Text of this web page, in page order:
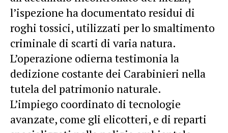
l’ispezione ha documentato residui di
roghi tossici, utilizzati per lo smaltimento
criminale di scarti di varia natura.
L’operazione odierna testimonia la
dedizione costante dei Carabinieri nella
tutela del patrimonio naturale.
L’impiego coordinato di tecnologie
avanzate, come gli elicotteri, e di reparti